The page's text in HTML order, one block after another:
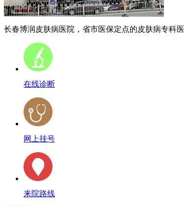
长春博润皮肤病医院，省市医保定点的皮肤病专科
在线诊断
网上挂号
来院路线